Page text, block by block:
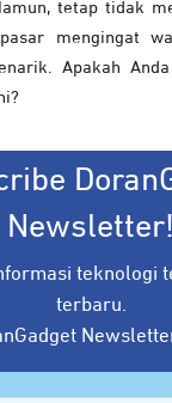
tetap tidak
mengingat
Apakah
Newsletter!
teknologi
terbaru.